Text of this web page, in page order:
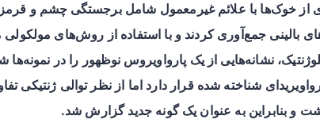
از خوک‌ها با علائم غیرمعمول شاملبرجستگی چشم و
جمع‌آوری کردند و با استفاده از روش‌های مولکولی
نشانه‌هایی از یک پارواویروس نوظهور را در نمونه‌ها
شناخته شده قرار دارد اما از نظر توالی ژنتیکی
و بنابراین به عنوان یک گونه جدید گزارش شد.